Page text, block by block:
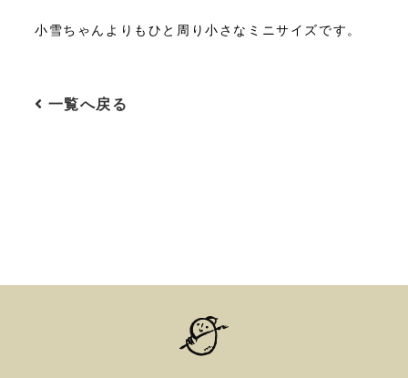
小雪ちゃんよりもひと周り小さなミニサイズです。
一覧へ戻る